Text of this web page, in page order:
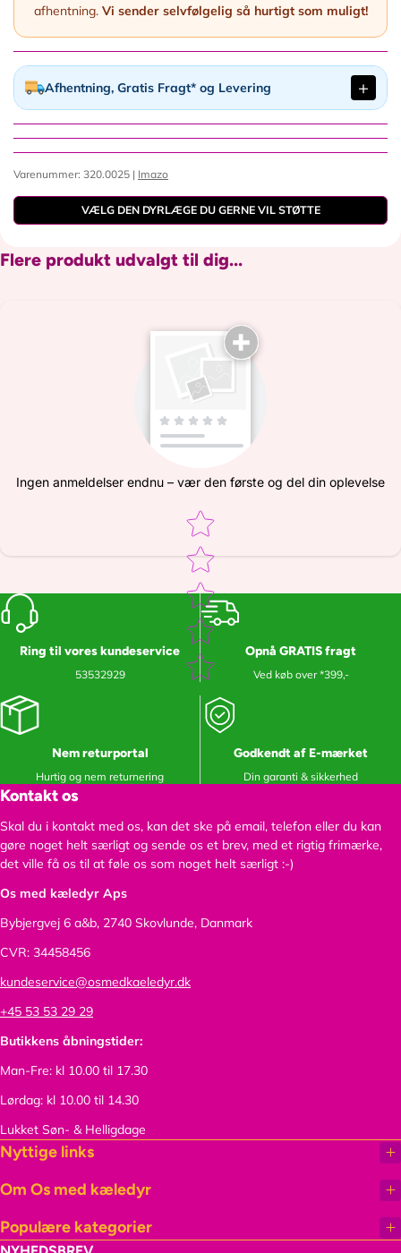
afhentning. Vi sender selvfølgelig så hurtigt som muligt!
Afhentning, Gratis Fragt* og Levering
Varenummer: 320.0025 | Imazo
VÆLG DEN DYRLÆGE DU GERNE VIL STØTTE
Flere produkt udvalgt til dig...
Ingen anmeldelser endnu – vær den første og del din oplevelse
Star rating
Ring til vores kundeservice
53532929
Opnå GRATIS fragt
Ved køb over *399,-
Nem returportal
Hurtig og nem returnering
Godkendt af E-mærket
Din garanti & sikkerhed
Kontakt os
Skal du i kontakt med os, kan det ske på email, telefon eller du kan
gøre noget helt særligt og sende os et brev, med et rigtig frimærke,
det ville få os til at føle os som noget helt særligt :-)
Os med kæledyr Aps
Bybjergvej 6 a&b, 2740 Skovlunde, Danmark
CVR: 34458456
kundeservice@osmedkaeledyr.dk
+45 53 53 29 29
Butikkens åbningstider:
Man-Fre: kl 10.00 til 17.30
Lørdag: kl 10.00 til 14.30
Lukket Søn- & Helligdage
Nyttige links
Om Os med kæledyr
Populære kategorier